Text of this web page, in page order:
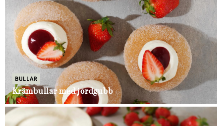
BULLAR
Krämbullar med jordgubb